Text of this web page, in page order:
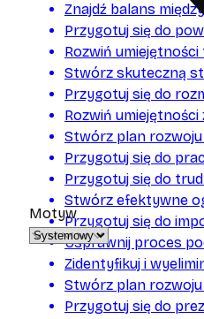
Motyw
Znajdź balans
Przygotuj się do
Rozwiń
Stwórz skuteczną
Przygotuj się do
Rozwiń
Stwórz plan
Przygotuj się do
Przygotuj się do
Stwórz efektywne
Przygotuj się do
Usprawnij proces
Zidentyfikuj i
Stwórz plan
Przygotuj się do